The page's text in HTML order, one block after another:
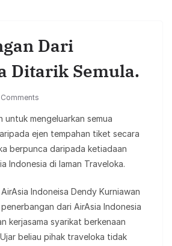
Dari
Ditarik Semula.
untuk mengeluarkan semua
ejen tempahan tiket secara
berpunca daripada ketiadaan
Indonesia di laman Traveloka.
Indoneisa Dendy Kurniawan
dari AirAsia Indonesia
kerjasama syarikat berkenaan
beliau pihak traveloka tidak